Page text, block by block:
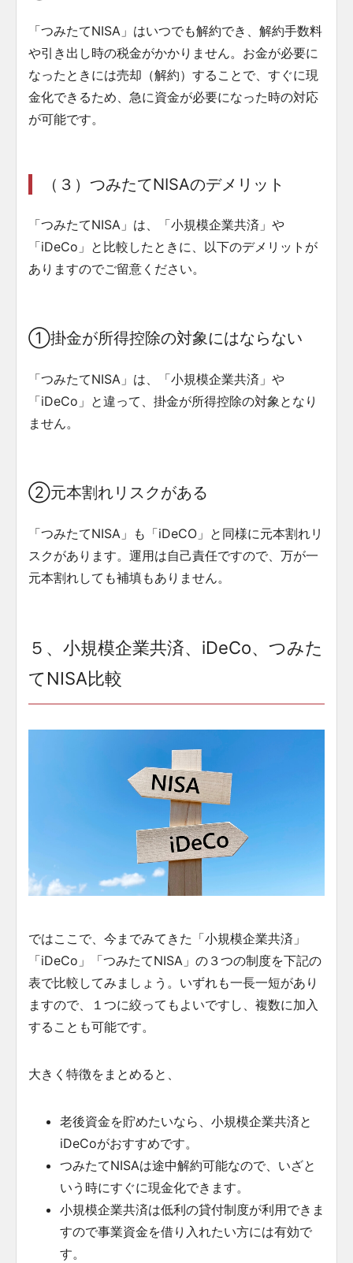
「つみたてNISA」はいつでも解約でき、解約手数料
や引き出し時の税金がかかりません。お金が必要に
なったときには売却（解約）することで、すぐに現
金化できるため、急に資金が必要になった時の対応
が可能です。
（３）つみたてNISAのデメリット
「つみたてNISA」は、「小規模企業共済」や
「iDeCo」と比較したときに、以下のデメリットが
ありますのでご留意ください。
①掛金が所得控除の対象にはならない
「つみたてNISA」は、「小規模企業共済」や
「iDeCo」と違って、掛金が所得控除の対象となり
ません。
②元本割れリスクがある
「つみたてNISA」も「iDeCO」と同様に元本割れリ
スクがあります。運用は自己責任ですので、万が一
元本割れしても補填もありません。
５、小規模企業共済、iDeCo、つみた
てNISA比較
ではここで、今までみてきた「小規模企業共済」
「iDeCo」「つみたてNISA」の３つの制度を下記の
表で比較してみましょう。いずれも一長一短があり
ますので、１つに絞ってもよいですし、複数に加入
することも可能です。
大きく特徴をまとめると、
老後資金を貯めたいなら、小規模企業共済と
iDeCoがおすすめです。
つみたてNISAは途中解約可能なので、いざと
いう時にすぐに現金化できます。
小規模企業共済は低利の貸付制度が利用できま
すので事業資金を借り入れたい方には有効で
す。